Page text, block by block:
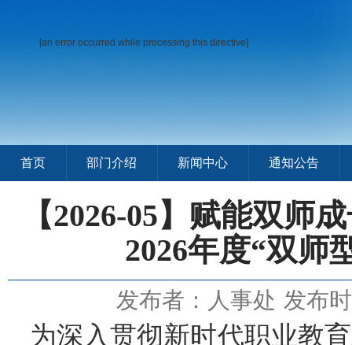
[an error occurred while processing this directive]
首页 部门介绍 新闻中心 通知公告
【2026-05】赋能双
2026年度“双师
发布者：人事处 发布
为深入贯彻新时代职业教